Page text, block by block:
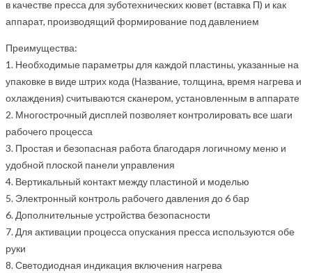
в качестве пресса для зуботехнических кювет (вставка П) и как
аппарат, производящий формирование под давлением
Преимущества:
1. Необходимые параметры для каждой пластины, указанные на
упаковке в виде штрих кода (Название, толщина, время нагрева и
охлаждения) считываются сканером, установленным в аппарате
2. Многострочный дисплей позволяет контролировать все шаги
рабочего процесса
3. Простая и безопасная работа благодаря логичному меню и
удобной плоской панели управления
4. Вертикальный контакт между пластиной и моделью
5. Электронный контроль рабочего давления до 6 бар
6. Дополнительные устройства безопасности
7. Для активации процесса опускания пресса используются обе
руки
8. Светодиодная индикация включения нагрева